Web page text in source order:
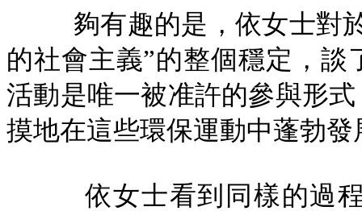
夠有趣的是，依女士對
的社會主義”的整個穩定，
活動是唯一被准許的參與形
摸地在這些環保運動中蓬勃發
依女士看到同樣的過